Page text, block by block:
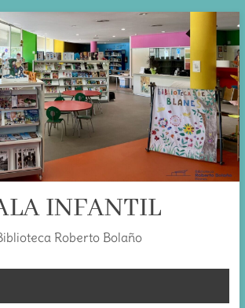
INFANTIL
Roberto Bolaño